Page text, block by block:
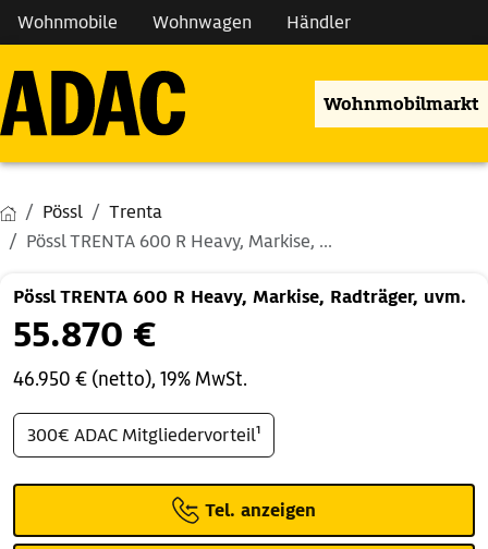
Wohnmobile Wohnwagen Händler
Wohnmobilmarkt
Pössl
Trenta
Pössl TRENTA 600 R Heavy, Markise, ...
Pössl TRENTA 600 R Heavy, Markise, Radträger, uvm.
55.870 €
46.950 € (netto), 19% MwSt.
300€ ADAC Mitgliedervorteil¹
Tel. anzeigen